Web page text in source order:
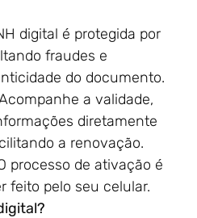
digital é protegida por
fraudes e
do documento.
a validade,
diretamente
a renovação.
processo de ativação é
feito pelo seu celular.